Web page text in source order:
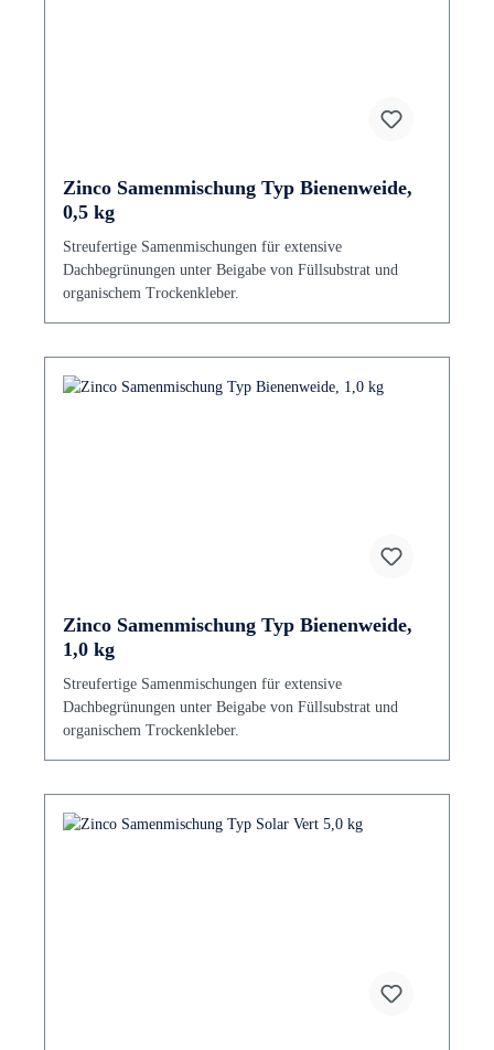
Zinco Samenmischung Typ Bienenweide,
0,5 kg
Streufertige Samenmischungen für extensive
Dachbegrünungen unter Beigabe von Füllsubstrat und
organischem Trockenkleber.
Zinco Samenmischung Typ Bienenweide,
1,0 kg
Streufertige Samenmischungen für extensive
Dachbegrünungen unter Beigabe von Füllsubstrat und
organischem Trockenkleber.